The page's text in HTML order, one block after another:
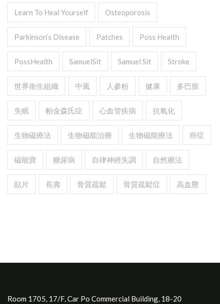
Learn To Heal Yourself Osteoporosis
Parkinson’s Disease Patches Poss Health
PossHealth SamuelSit Samuel Sit Stroke
世界衛生組織 中風 人參粉 健康 多巴胺
失眠 帕金森氏症 心血管疾病 抗氧化
生物磁療法 生物磁能治療 生物磁能療法 癌症
磁能寶 糖尿病 自律神經失調 自然療法
貼片 長壽 骨質疏鬆 骨質疏鬆症 高血壓
Room 1705, 17/F, Car Po Commercial Building, 18-20